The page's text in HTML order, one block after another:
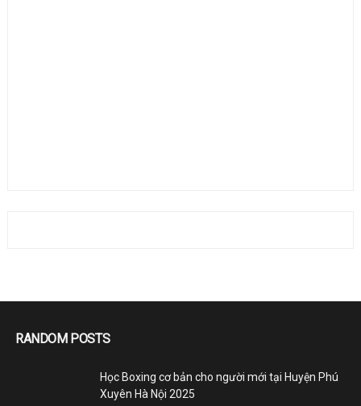
RANDOM POSTS
Học Boxing cơ bản cho người mới tại Huyện Phú
Xuyên Hà Nội 2025